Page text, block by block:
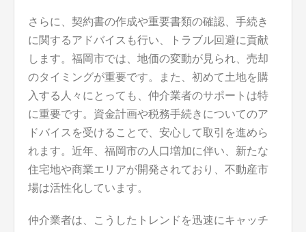
さらに、契約書の作成や重要書類の確認、手続き
に関するアドバイスも行い、トラブル回避に貢献
します。福岡市では、地価の変動が見られ、売却
のタイミングが重要です。また、初めて土地を購
入する人々にとっても、仲介業者のサポートは特
に重要です。資金計画や税務手続きについてのア
ドバイスを受けることで、安心して取引を進めら
れます。近年、福岡市の人口増加に伴い、新たな
住宅地や商業エリアが開発されており、不動産市
場は活性化しています。
仲介業者は、こうしたトレンドを迅速にキャッチ